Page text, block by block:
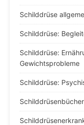
Schilddrüse
Schilddrüse:
Schilddrüse:
Gewichtsprobleme
Schilddrüse:
Schilddrüsenbücher